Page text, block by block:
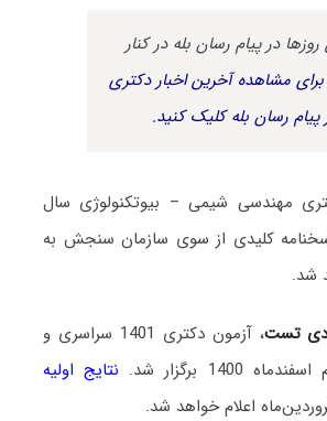
روزها در پیام رسان بله در کنار
برای مشاهده آخرین اخبار دکتری
پیام رسان بله کلیک کنید.
مهندسی شیمی – بیوتکنولوژی سال
پاسخنامه کلیدی از سوی سازمان سنجش به
شد.
تست
، آزمون دکتری 1401 سراسری و
برگزار شد.
نتایج اولیه
اعلام خواهد شد.